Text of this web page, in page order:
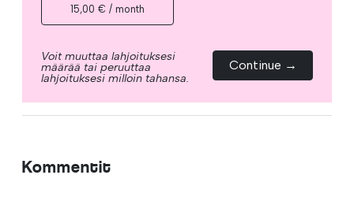
15,00 € / month
Voit muuttaa lahjoituksesi
määrää tai peruuttaa
lahjoituksesi milloin tahansa.
Continue →
Kommentit